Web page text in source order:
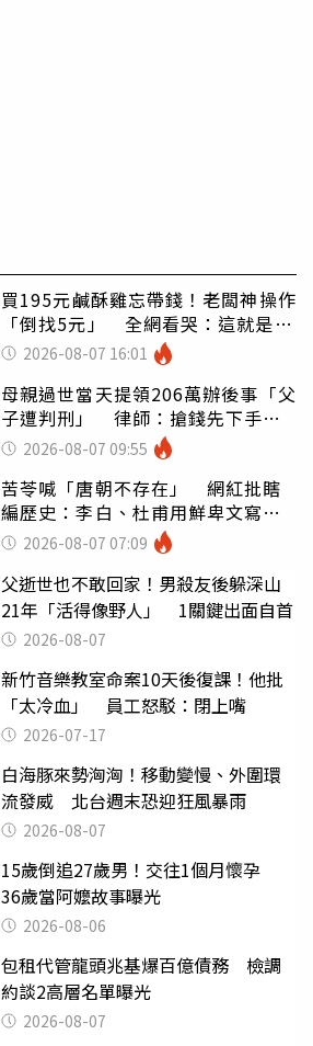
買195元鹹酥雞忘帶錢！老闆神操作
「倒找5元」 全網看哭：這就是台
灣 2026-08-07 16:01
母親過世當天提領206萬辦後事「父
子遭判刑」 律師：搶錢先下手是
罪 2026-08-07 09:55
苦苓喊「唐朝不存在」 網紅批瞎
編歷史：李白、杜甫用鮮卑文寫
詩？2026-08-07 07:09
父逝世也不敢回家！男殺友後躲深山
21年「活得像野人」 1關鍵出面自首
2026-08-07
新竹音樂教室命案10天後復課！他批
「太冷血」 員工怒駁：閉上嘴
2026-07-17
白海豚來勢洶洶！移動變慢、外圍環
流發威 北台週末恐迎狂風暴雨
2026-08-07
15歲倒追27歲男！交往1個月懷孕
36歲當阿嬤故事曝光
2026-08-06
包租代管龍頭兆基爆百億債務 檢調
約談2高層名單曝光
2026-08-07